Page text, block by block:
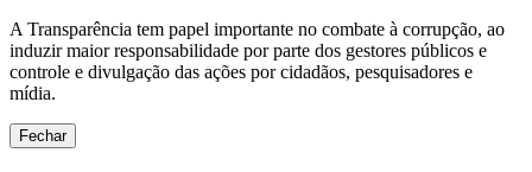
A Transparência tem papel importante no combate à corrupção, ao
induzir maior responsabilidade por parte dos gestores públicos e
controle e divulgação das ações por cidadãos, pesquisadores e
mídia.
Fechar